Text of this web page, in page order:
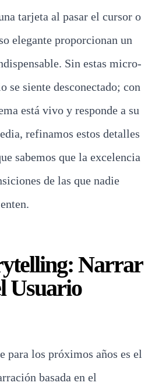
tarjeta al pasar el cursor o
elegante proporcionan un
Sin estas micro-
se siente desconectado; con
está vivo y responde a su
refinamos estos detalles
sabemos que la excelencia
de las que nadie
Narrar
Usuario
para los próximos años es el
basada en el